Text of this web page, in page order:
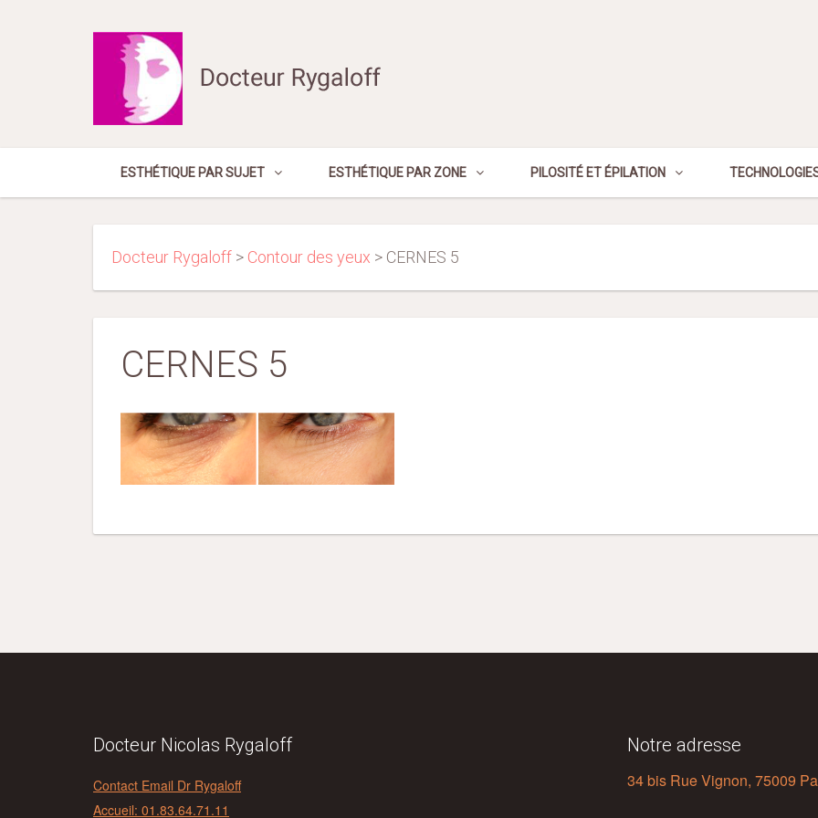
ESTHÉTIQUE PAR SUJET ESTHÉTIQUE PAR ZONE PILOSITÉ ET ÉPILATION
Docteur Rygaloff > Contour des yeux > CERNES 5
CERNES 5
Docteur Nicolas Rygaloff
Contact Email Dr Rygaloff
Accueil: 01.83.64.71.11
Notre adresse
34 bis Rue Vignon, 75009